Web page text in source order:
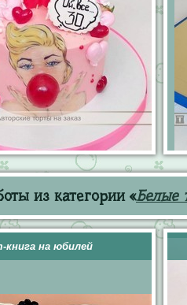
из категории «Белые
книга на юбилей